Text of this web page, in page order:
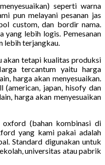
seperti warna
pun melayani pesanan jas
custom, dan bordir nama.
yang lebih logis. Pemesanan
lebih terjangkau.
akan tetapi kualitas produksi
tercantum yaitu harga
harga akan menyesuaikan.
(american, japan, hisofy dan
harga akan menyesuaikan
oxford (bahan kombinasi di
yang kami pakai adalah
Standard digunakan untuk
universitas atau pabrik